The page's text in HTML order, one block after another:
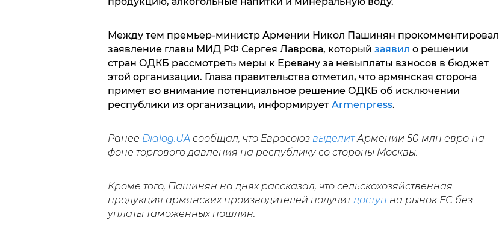
Между тем премьер-министр Армении Никол Пашинян прокомментировал
заявление главы МИД РФ Сергея Лаврова, который заявил о решении
стран ОДКБ рассмотреть меры к Еревану за невыплаты взносов в бюджет
этой организации. Глава правительства отметил, что армянская сторона
примет во внимание потенциальное решение ОДКБ об исключении
республики из организации, информирует Armenpress.
Ранее Dialog.UAсообщал, что Евросоюз выделитАрмении 50 млн евро на
фоне торгового давления на республику со стороны Москвы.
Кроме того, Пашинян на днях рассказал, что сельскохозяйственная
продукция армянских производителей получитдоступ на рынок ЕС без
уплаты таможенных пошлин.